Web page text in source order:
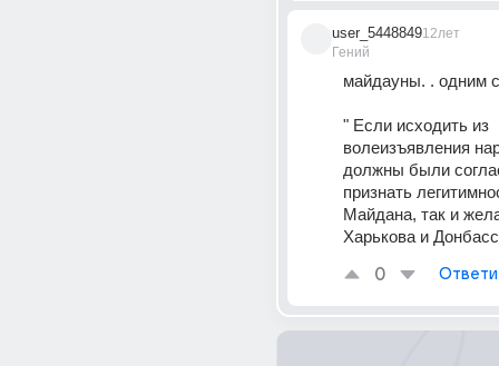
user_5448849
Гений
12лет
майдауны. . одним
" Если исходить из
волеизъявления
должны были
признать
Майдана, так и
Харькова и
0